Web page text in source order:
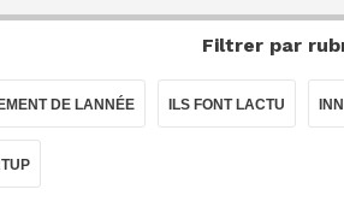
Filtrer par
DE LANNÉE ILS FONT LACTU